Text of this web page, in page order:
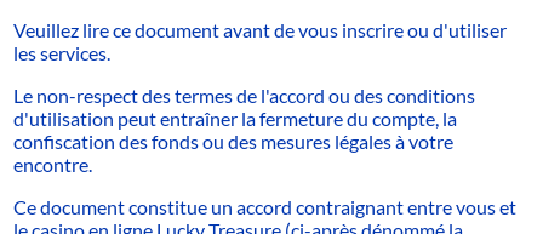
FAQ
Veuillez lire ce document avant de vous inscrire ou d'utiliser
les services.
Le non-respect des termes de l'accord ou des conditions
d'utilisation peut entraîner la fermeture du compte, la
confiscation des fonds ou des mesures légales à votre
encontre.
Ce document constitue un accord contraignant entre vous et